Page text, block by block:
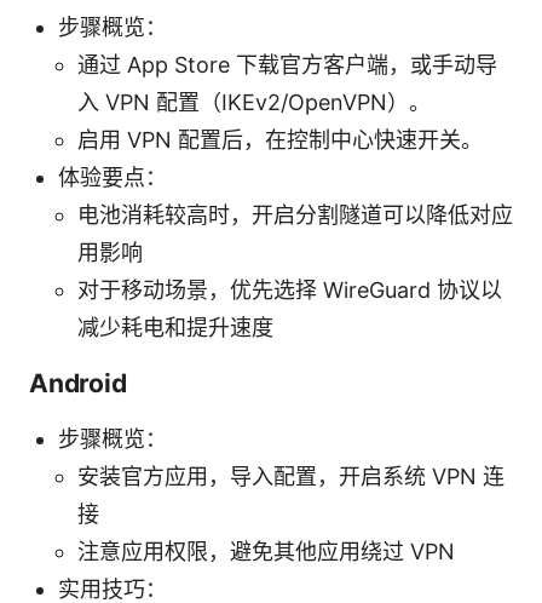
步骤概览：
通过 App Store 下载官方客户端，或手动导
入 VPN 配置（IKEv2/OpenVPN）。
启用 VPN 配置后，在控制中心快速开关。
体验要点：
电池消耗较高时，开启分割隧道可以降低对应
用影响
对于移动场景，优先选择 WireGuard 协议以
减少耗电和提升速度
Android
步骤概览：
安装官方应用，导入配置，开启系统 VPN 连
接
注意应用权限，避免其他应用绕过 VPN
实用技巧：